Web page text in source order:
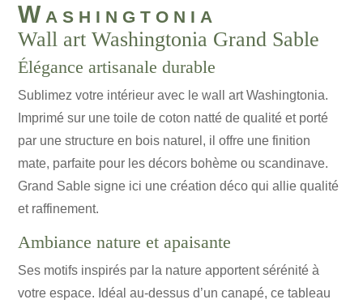
Washingtonia
Wall art Washingtonia Grand Sable
Élégance artisanale durable
Sublimez votre intérieur avec le wall art Washingtonia.
Imprimé sur une toile de coton natté de qualité et porté
par une structure en bois naturel, il offre une finition
mate, parfaite pour les décors bohème ou scandinave.
Grand Sable signe ici une création déco qui allie qualité
et raffinement.
Ambiance nature et apaisante
Ses motifs inspirés par la nature apportent sérénité à
votre espace. Idéal au-dessus d’un canapé, ce tableau